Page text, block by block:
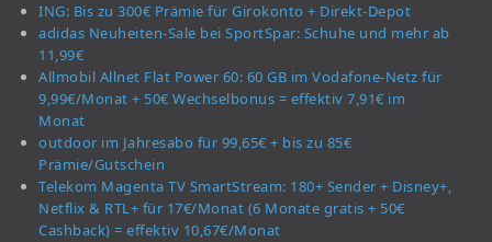
ING: Bis zu 300€ Prämie für Girokonto + Direkt-Depot
adidas Neuheiten-Sale bei SportSpar: Schuhe und mehr ab
11,99€
Allmobil Allnet Flat Power 60: 60 GB im Vodafone-Netz für
9,99€/Monat + 50€ Wechselbonus = effektiv 7,91€ im
Monat
outdoor im Jahresabo für 99,65€ + bis zu 85€
Prämie/Gutschein
Telekom Magenta TV SmartStream: 180+ Sender + Disney+,
Netflix & RTL+ für 17€/Monat (6 Monate gratis + 50€
Cashback) = effektiv 10,67€/Monat